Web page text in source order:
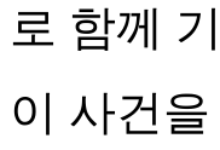
로 함께
이 사건